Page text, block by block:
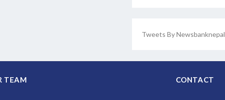
Tweets By Newsbanknepal
TEAM CONTACT